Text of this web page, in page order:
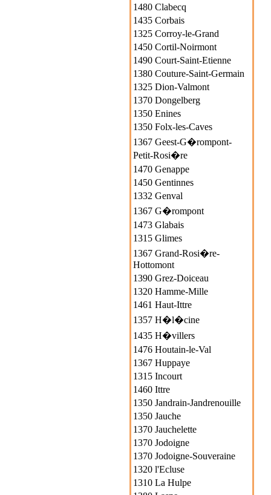
1480 Clabecq
1435 Corbais
1325 Corroy-le-Grand
1450 Cortil-Noirmont
1490 Court-Saint-Etienne
1380 Couture-Saint-Germain
1325 Dion-Valmont
1370 Dongelberg
1350 Enines
1350 Folx-les-Caves
1367 Geest-G�rompont-
Petit-Rosi�re
1470 Genappe
1450 Gentinnes
1332 Genval
1367 G�rompont
1473 Glabais
1315 Glimes
1367 Grand-Rosi�re-
Hottomont
1390 Grez-Doiceau
1320 Hamme-Mille
1461 Haut-Ittre
1357 H�l�cine
1435 H�villers
1476 Houtain-le-Val
1367 Huppaye
1315 Incourt
1460 Ittre
1350 Jandrain-Jandrenouille
1350 Jauche
1370 Jauchelette
1370 Jodoigne
1370 Jodoigne-Souveraine
1320 l'Ecluse
1310 La Hulpe